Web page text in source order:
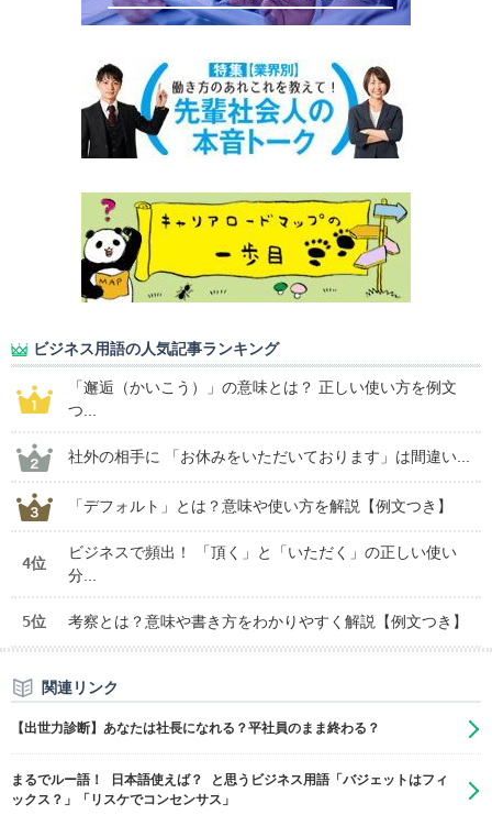
ビジネス用語の人気記事ランキング
「邂逅（かいこう）」の意味とは？ 正しい使い方を例文
つ...
社外の相手に 「お休みをいただいております」は間違い...
「デフォルト」とは？意味や使い方を解説【例文つき】
4位
ビジネスで頻出！ 「頂く」と「いただく」の正しい使い
分...
5位 考察とは？意味や書き方をわかりやすく解説【例文つき】
関連リンク
【出世力診断】あなたは社長になれる？平社員のまま終わる？
まるでルー語！ 日本語使えば？ と思うビジネス用語「バジェットはフィ
ックス？」「リスケでコンセンサス」